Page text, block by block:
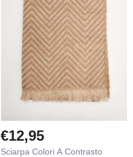
Sciarpa Colori A Contrasto
€12,95